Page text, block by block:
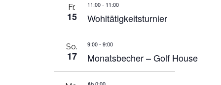
Fr.
15
11:00- 11:00
Wohltätigkeitsturnier
So.
17
9:00- 9:00
Monatsbecher – Golf House